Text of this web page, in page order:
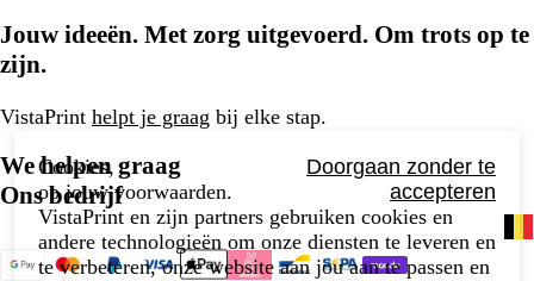
Jouw ideeën. Met zorg uitgevoerd. Om trots op te
zijn.
VistaPrint helpt je graag bij elke stap.
We helpen graag
Ons bedrijf
Cookies,
op jouw voorwaarden.
Doorgaan zonder te
accepteren
VistaPrint en zijn partners gebruiken cookies en
andere technologieën om onze diensten te leveren en
te verbeteren, onze website aan jou aan te passen en